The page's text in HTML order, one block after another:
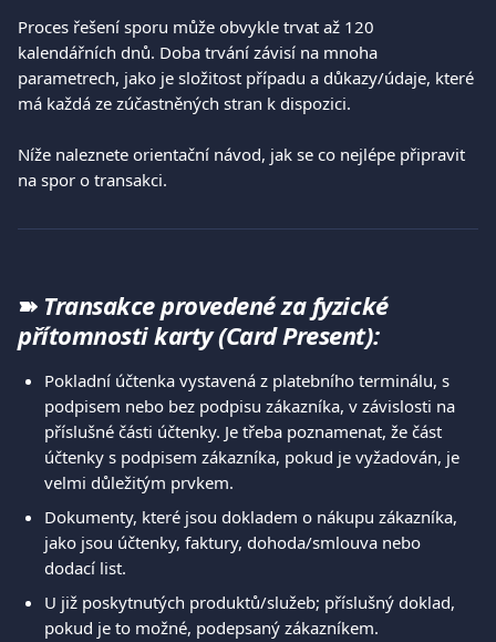
Proces řešení sporu může obvykle trvat až 120
kalendářních dnů. Doba trvání závisí na mnoha
parametrech, jako je složitost případu a důkazy/údaje, které
má každá ze zúčastněných stran k dispozici.
Níže naleznete orientační návod, jak se co nejlépe připravit
na spor o transakci.
➽ Transakce provedené za fyzické
přítomnosti karty (Card Present):
Pokladní účtenka vystavená z platebního terminálu, s
podpisem nebo bez podpisu zákazníka, v závislosti na
příslušné části účtenky. Je třeba poznamenat, že část
účtenky s podpisem zákazníka, pokud je vyžadován, je
velmi důležitým prvkem.
Dokumenty, které jsou dokladem o nákupu zákazníka,
jako jsou účtenky, faktury, dohoda/smlouva nebo
dodací list.
U již poskytnutých produktů/služeb; příslušný doklad,
pokud je to možné, podepsaný zákazníkem.